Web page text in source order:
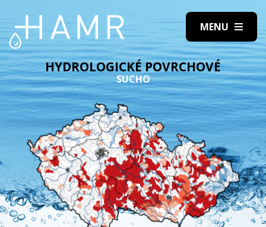
HYDROLOGICKÉ POVRCHOVÉ
SUCHO